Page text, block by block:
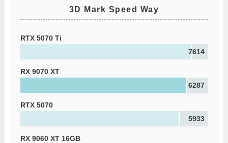
3D Mark Speed Way
RTX 5070 Ti
7614
RX 9070 XT
6287
RTX 5070
5933
RX 9060 XT 16GB